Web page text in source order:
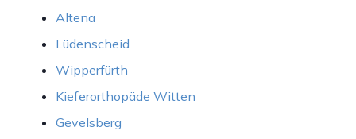
Altena
Lüdenscheid
Wipperfürth
Kieferorthopäde Witten
Gevelsberg